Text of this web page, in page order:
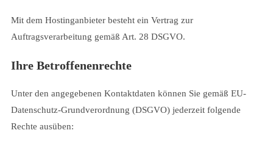
Mit dem Hostinganbieter besteht ein Vertrag zur
Auftragsverarbeitung gemäß Art. 28 DSGVO.
Ihre Betroffenenrechte
Unter den angegebenen Kontaktdaten können Sie gemäß EU-
Datenschutz-Grundverordnung (DSGVO) jederzeit folgende
Rechte ausüben: